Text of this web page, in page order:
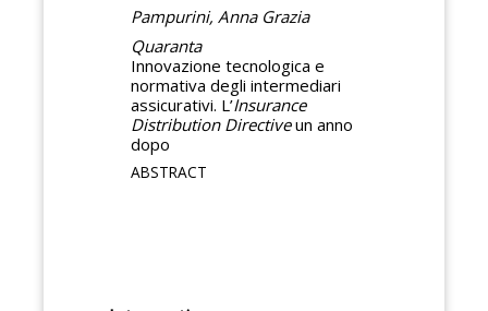
Pampurini, Anna Grazia
Quaranta
Innovazione tecnologica e
normativa degli intermediari
assicurativi. L’Insurance
Distribution Directiveun anno
dopo
ABSTRACT